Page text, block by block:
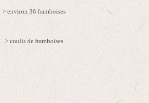
> environ 36 framboises
> coulis de framboises